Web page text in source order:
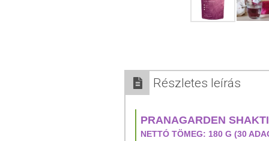
Részletes leírás
PRANAGARDEN
NETTÓ TÖMEG: 180 G (30